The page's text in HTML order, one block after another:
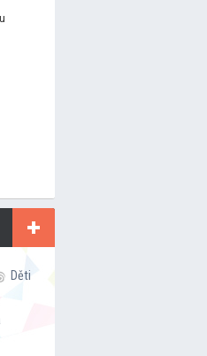
Děti